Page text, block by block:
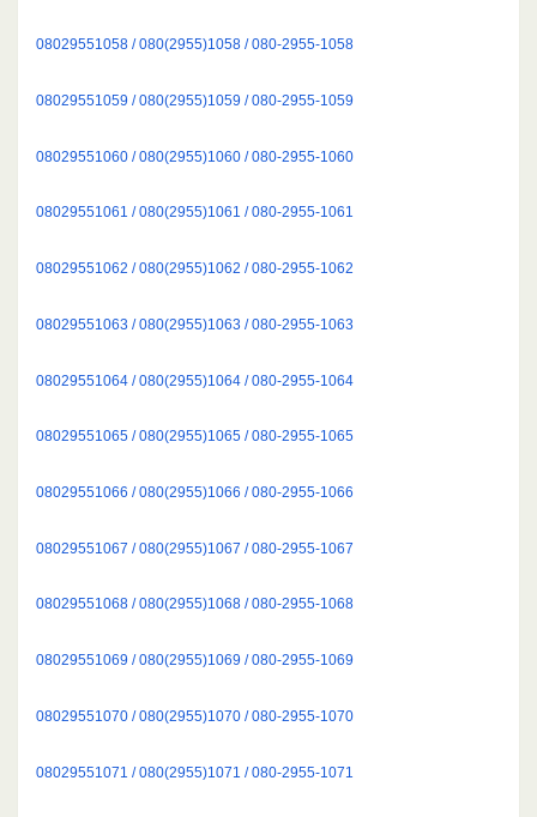
08029551058 / 080(2955)1058 / 080-2955-1058
08029551059 / 080(2955)1059 / 080-2955-1059
08029551060 / 080(2955)1060 / 080-2955-1060
08029551061 / 080(2955)1061 / 080-2955-1061
08029551062 / 080(2955)1062 / 080-2955-1062
08029551063 / 080(2955)1063 / 080-2955-1063
08029551064 / 080(2955)1064 / 080-2955-1064
08029551065 / 080(2955)1065 / 080-2955-1065
08029551066 / 080(2955)1066 / 080-2955-1066
08029551067 / 080(2955)1067 / 080-2955-1067
08029551068 / 080(2955)1068 / 080-2955-1068
08029551069 / 080(2955)1069 / 080-2955-1069
08029551070 / 080(2955)1070 / 080-2955-1070
08029551071 / 080(2955)1071 / 080-2955-1071